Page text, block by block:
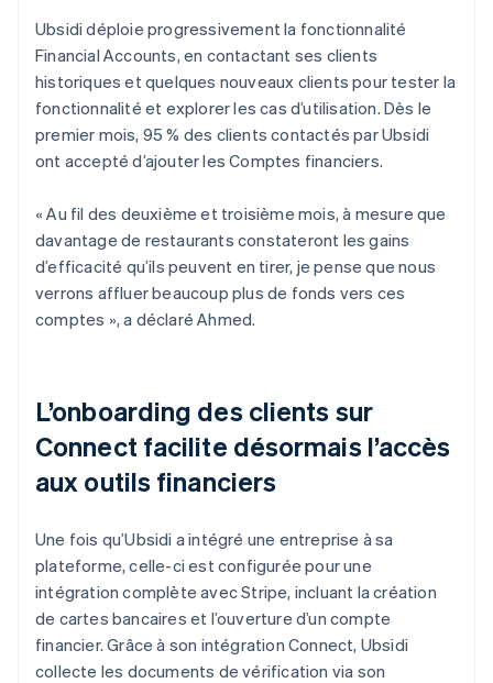
Ubsidi déploie progressivement la fonctionnalité
Financial Accounts, en contactant ses clients
historiques et quelques nouveaux clients pour tester la
fonctionnalité et explorer les cas d’utilisation. Dès le
premier mois, 95 % des clients contactés par Ubsidi
ont accepté d’ajouter les Comptes financiers.
« Au fil des deuxième et troisième mois, à mesure que
davantage de restaurants constateront les gains
d’efficacité qu’ils peuvent en tirer, je pense que nous
verrons affluer beaucoup plus de fonds vers ces
comptes », a déclaré Ahmed.
L’onboarding des clients sur
Connect facilite désormais l’accès
aux outils financiers
Une fois qu’Ubsidi a intégré une entreprise à sa
plateforme, celle-ci est configurée pour une
intégration complète avec Stripe, incluant la création
de cartes bancaires et l’ouverture d’un compte
financier. Grâce à son intégration Connect, Ubsidi
collecte les documents de vérification via son